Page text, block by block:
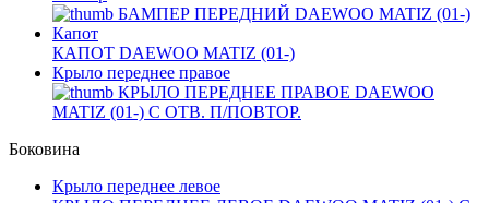
БАМПЕР ПЕРЕДНИЙ DAEWOO MATIZ (01-)
Капот
КАПОТ DAEWOO MATIZ (01-)
Крыло переднее правое
КРЫЛО ПЕРЕДНЕЕ ПРАВОЕ DAEWOO
MATIZ (01-) С ОТВ. П/ПОВТОР.
Боковина
Крыло переднее левое